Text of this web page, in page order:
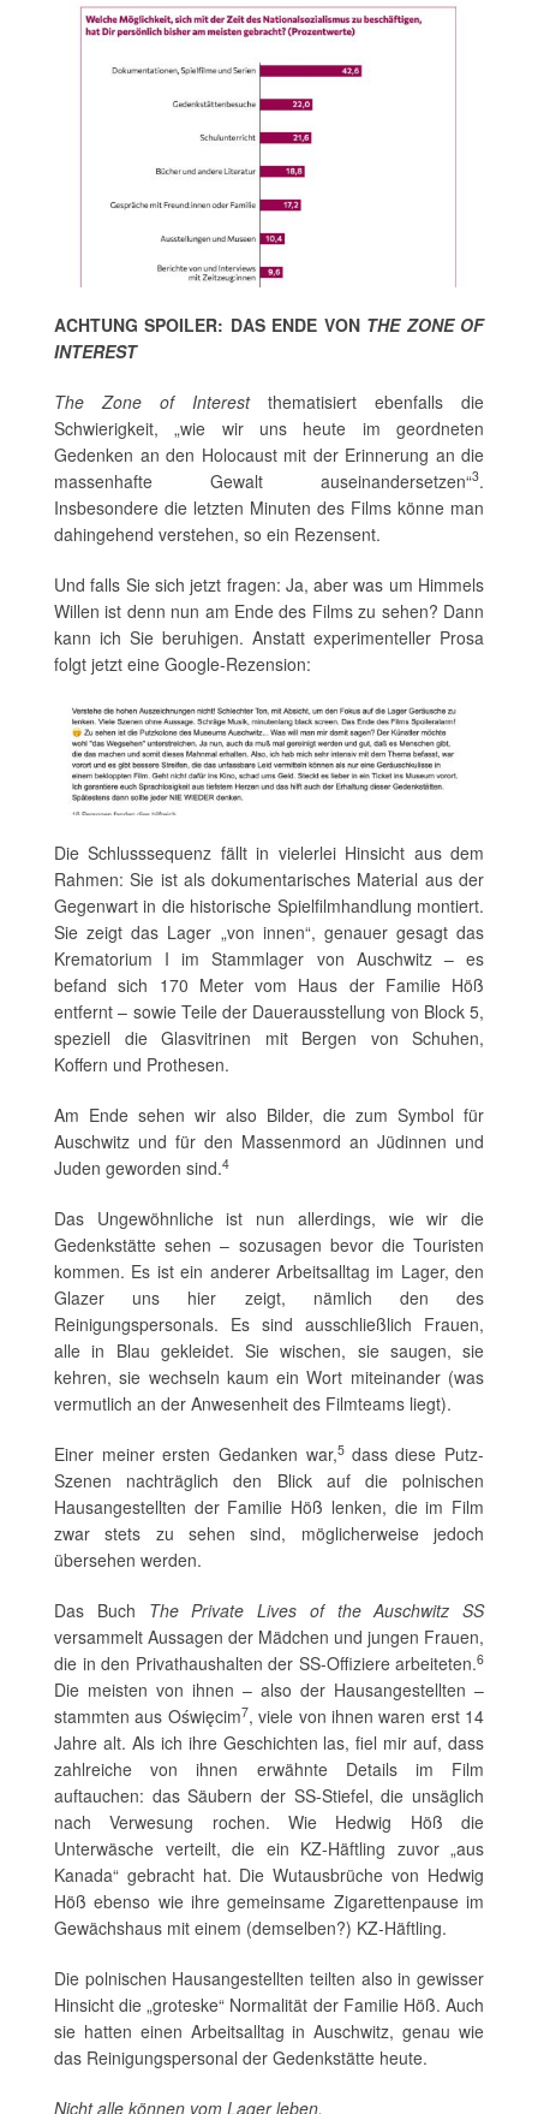
ACHTUNG SPOILER: DAS ENDE VON THE ZONE OF
INTEREST
The Zone of Interestthematisiert ebenfalls die
Schwierigkeit, „wie wir uns heute im geordneten
Gedenken an den Holocaust mit der Erinnerung an die
massenhafte Gewalt auseinandersetzen“3.
Insbesondere die letzten Minuten des Films könne man
dahingehend verstehen, so ein Rezensent.
Und falls Sie sich jetzt fragen: Ja, aber was um Himmels
Willen ist denn nun am Ende des Films zu sehen? Dann
kann ich Sie beruhigen. Anstatt experimenteller Prosa
folgt jetzt eine Google-Rezension:
Die Schlusssequenz fällt in vielerlei Hinsicht aus dem
Rahmen: Sie ist als dokumentarisches Material aus der
Gegenwart in die historische Spielfilmhandlung montiert.
Sie zeigt das Lager „von innen“, genauer gesagt das
Krematorium I im Stammlager von Auschwitz – es
befand sich 170 Meter vom Haus der Familie Höß
entfernt – sowie Teile der Dauerausstellung von Block 5,
speziell die Glasvitrinen mit Bergen von Schuhen,
Koffern und Prothesen.
Am Ende sehen wir also Bilder, die zum Symbol für
Auschwitz und für den Massenmord an Jüdinnen und
Juden geworden sind.4
Das Ungewöhnliche ist nun allerdings, wie wir die
Gedenkstätte sehen – sozusagen bevor die Touristen
kommen. Es ist ein anderer Arbeitsalltag im Lager, den
Glazer uns hier zeigt, nämlich den des
Reinigungspersonals. Es sind ausschließlich Frauen,
alle in Blau gekleidet. Sie wischen, sie saugen, sie
kehren, sie wechseln kaum ein Wort miteinander (was
vermutlich an der Anwesenheit des Filmteams liegt).
Einer meiner ersten Gedanken war,5 dass diese Putz-
Szenen nachträglich den Blick auf die polnischen
Hausangestellten der Familie Höß lenken, die im Film
zwar stets zu sehen sind, möglicherweise jedoch
übersehen werden.
Das Buch The Private Lives of the Auschwitz SS
versammelt Aussagen der Mädchen und jungen Frauen,
die in den Privathaushalten der SS-Offiziere arbeiteten.6
Die meisten von ihnen – also der Hausangestellten –
stammten aus Oświęcim7, viele von ihnen waren erst 14
Jahre alt. Als ich ihre Geschichten las, fiel mir auf, dass
zahlreiche von ihnen erwähnte Details im Film
auftauchen: das Säubern der SS-Stiefel, die unsäglich
nach Verwesung rochen. Wie Hedwig Höß die
Unterwäsche verteilt, die ein KZ-Häftling zuvor „aus
Kanada“ gebracht hat. Die Wutausbrüche von Hedwig
Höß ebenso wie ihre gemeinsame Zigarettenpause im
Gewächshaus mit einem (demselben?) KZ-Häftling.
Die polnischen Hausangestellten teilten also in gewisser
Hinsicht die „groteske“ Normalität der Familie Höß. Auch
sie hatten einen Arbeitsalltag in Auschwitz, genau wie
das Reinigungspersonal der Gedenkstätte heute.
Nicht alle können vom Lager leben.